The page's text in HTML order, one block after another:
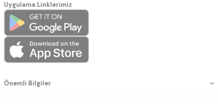
Önemli Bilgiler
Uygulama Linklerimiz